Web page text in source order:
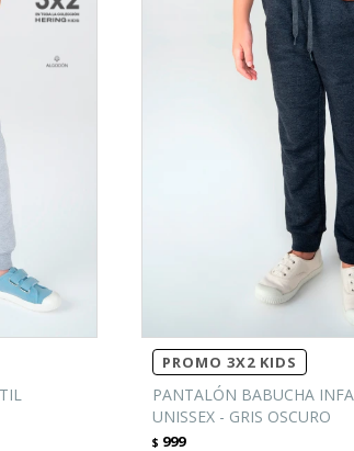
PROMO 3X2 KIDS
PANTALÓN BABUCHA
UNISSEX - GRIS OSCURO
$ 999